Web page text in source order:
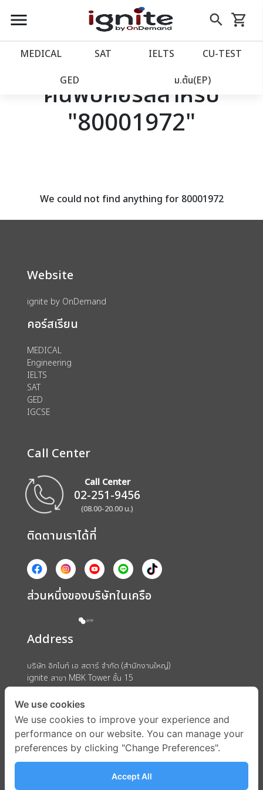
close
account_balance หน้าแรก
เว็บไซต์อิกไนท์
โปรโมชั่น
assignment ลงทะเบียน
menu search
Skip
to
shopping_cart
รถเข็น
MEDICAL SAT IELTS CU‑TEST
GED ม.ต้น(EP)
ค้นพบคอร์สสำหรับ
"80001972"
We could not find anything for 80001972
Website
ignite by OnDemand
คอร์สเรียน
MEDICAL
Engineering
IELTS
SAT
GED
IGCSE
Call Center
Call Center
02-251-9456
(08.00-20.00 น.)
ติดตามเราได้ที่
ส่วนหนึ่งของบริษัทในเครือ
Address
บริษัท อิกไนท์ เอ สตาร์ จำกัด (สำนักงานใหญ่)
ignite สาขา MBK Tower ชั้น 15
ถนนพญาไท แขวงวังใหม่ เขตปทุมวัน กรุงเทพมหานคร 10330
We use cookies
We use cookies to improve your experience and
performance on our website. You can manage your
preferences by clicking "Change Preferences".
Accept All